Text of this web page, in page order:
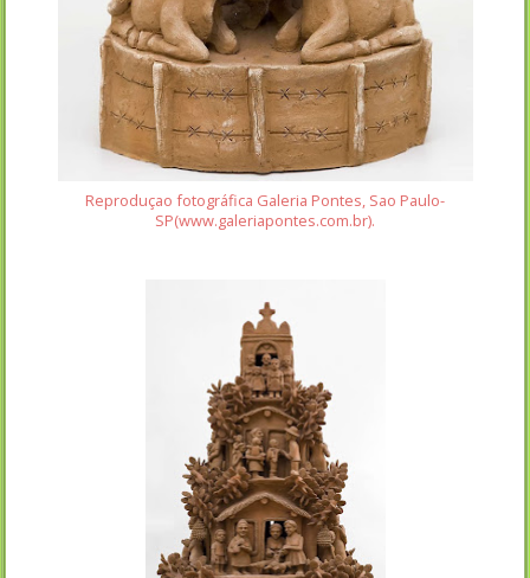
Reproduçao fotográfica Galeria Pontes, Sao Paulo-
SP(www.galeriapontes.com.br).